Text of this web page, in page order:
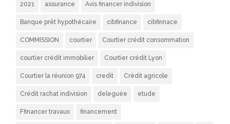
2021 assurance Avis financer indivision
Banque prêt hypothécaire cibfinance cibfinnace
COMMISSION courtier Courtier crédit consommation
courtier crédit immobilier Courtier crédit Lyon
Courtier la réunion 974 credit Crédit agricole
Crédit rachat indivision deleguée etude
Ffinancer travaux financement